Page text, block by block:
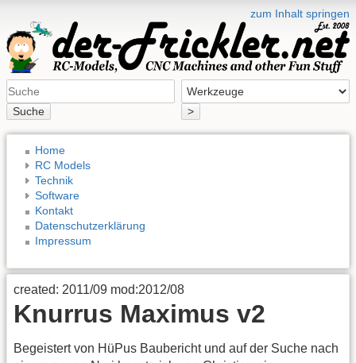
zum Inhalt springen
Suche >
Home
RC Models
Technik
Software
Kontakt
Datenschutzerklärung
Impressum
created: 2011/09 mod:2012/08
Knurrus Maximus v2
Begeistert von HüPus Baubericht und auf der Suche nach